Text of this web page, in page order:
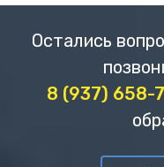
Остались
8 (937) 658-